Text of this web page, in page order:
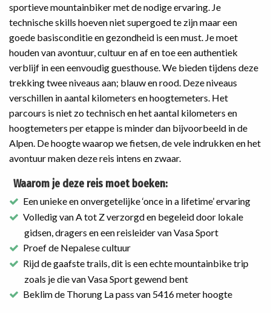
sportieve mountainbiker met de nodige ervaring. Je
technische skills hoeven niet supergoed te zijn maar een
goede basisconditie en gezondheid is een must. Je moet
houden van avontuur, cultuur en af en toe een authentiek
verblijf in een eenvoudig guesthouse. We bieden tijdens deze
trekking twee niveaus aan; blauw en rood. Deze niveaus
verschillen in aantal kilometers en hoogtemeters. Het
parcours is niet zo technisch en het aantal kilometers en
hoogtemeters per etappe is minder dan bijvoorbeeld in de
Alpen. De hoogte waarop we fietsen, de vele indrukken en het
avontuur maken deze reis intens en zwaar.
Waarom je deze reis moet boeken:
Een unieke en onvergetelijke ‘once in a lifetime’ ervaring
Volledig van A tot Z verzorgd en begeleid door lokale
gidsen, dragers en een reisleider van Vasa Sport
Proef de Nepalese cultuur
Rijd de gaafste trails, dit is een echte mountainbike trip
zoals je die van Vasa Sport gewend bent
Beklim de Thorung La pass van 5416 meter hoogte